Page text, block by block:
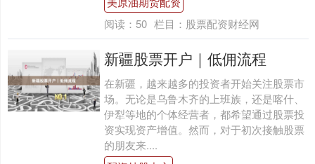
阅读： 50 栏目： 股票配资财经网
新疆股票开户｜低佣流程
在新疆，越来越多的投资者开始关注股票市
场。无论是乌鲁木齐的上班族，还是喀什、
伊犁等地的个体经营者，都希望通过股票投
资实现资产增值。然而，对于初次接触股票
的朋友来....